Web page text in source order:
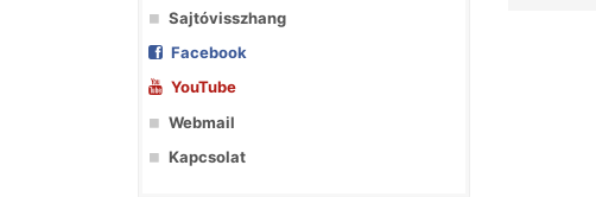
Sajtóvisszhang
Facebook
YouTube
Webmail
Kapcsolat